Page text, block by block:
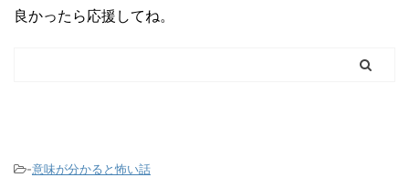
良かったら応援してね。
-意味が分かると怖い話